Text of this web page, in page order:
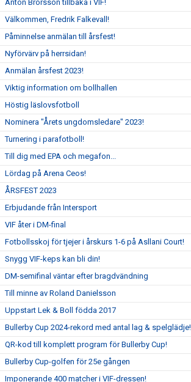
Anton Brorsson tillbaka i VIF!
Välkommen, Fredrik Falkevall!
Påminnelse anmälan till årsfest!
Nyförvärv på herrsidan!
Anmälan årsfest 2023!
Viktig information om bollhallen
Höstig läslovsfotboll
Nominera "Årets ungdomsledare" 2023!
Turnering i parafotboll!
Till dig med EPA och megafon...
Lördag på Arena Ceos!
ÅRSFEST 2023
Erbjudande från Intersport
VIF åter i DM-final
Fotbollsskoj för tjejer i årskurs 1-6 på Asllani Court!
Snygg VIF-keps kan bli din!
DM-semifinal väntar efter bragdvändning
Till minne av Roland Danielsson
Uppstart Lek & Boll födda 2017
Bullerby Cup 2024-rekord med antal lag & spelglädje!
QR-kod till komplett program för Bullerby Cup!
Bullerby Cup-golfen för 25e gången
Imponerande 400 matcher i VIF-dressen!